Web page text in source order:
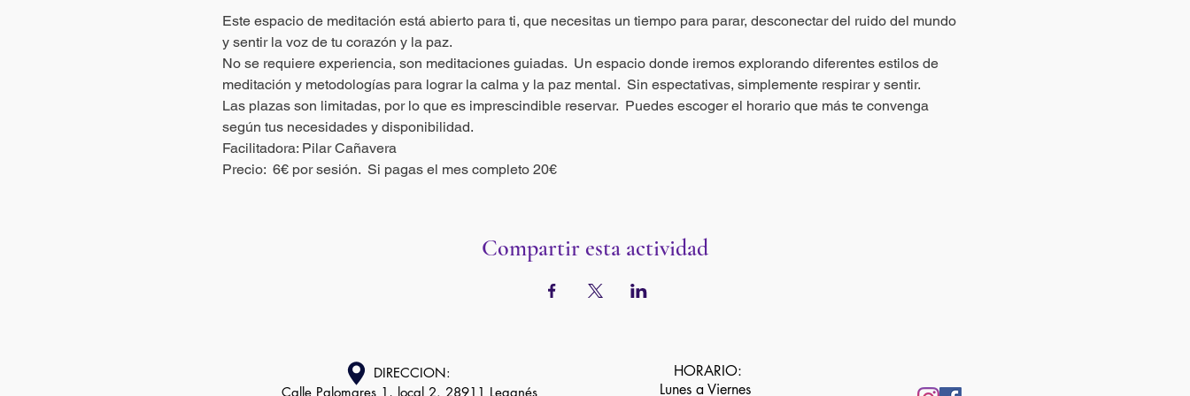
Este espacio de meditación está abierto para ti, que necesitas un tiempo para parar, desconectar del ruido del mundo
y sentir la voz de tu corazón y la paz.
No se requiere experiencia, son meditaciones guiadas.  Un espacio donde iremos explorando diferentes estilos de
meditación y metodologías para lograr la calma y la paz mental.  Sin espectativas, simplemente respirar y sentir.
Las plazas son limitadas, por lo que es imprescindible reservar.  Puedes escoger el horario que más te convenga
según tus necesidades y disponibilidad.
Facilitadora: Pilar Cañavera
Precio:  6€ por sesión.  Si pagas el mes completo 20€
Compartir esta actividad
DIRECCION:
Calle Palomares 1, local 2. 28911 Leganés
HORARIO:
Lunes a Viernes